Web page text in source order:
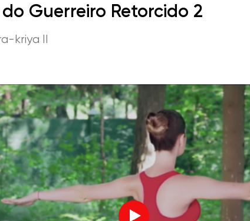
Guerreiro Retorcido 2
kriya II
o voo da alma
paz interior
sonhos matinais
frescor da floresta